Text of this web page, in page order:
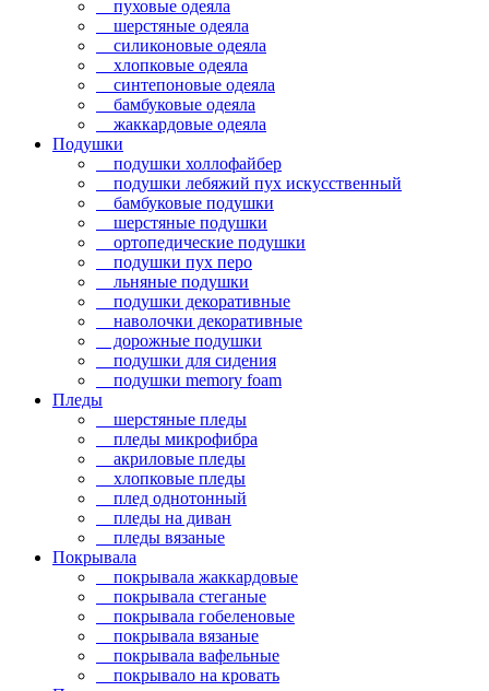
пуховые одеяла
шерстяные одеяла
силиконовые одеяла
хлопковые одеяла
синтепоновые одеяла
бамбуковые одеяла
жаккардовые одеяла
Подушки
подушки холлофайбер
подушки лебяжий пух искусственный
бамбуковые подушки
шерстяные подушки
ортопедические подушки
подушки пух перо
льняные подушки
подушки декоративные
наволочки декоративные
дорожные подушки
подушки для сидения
подушки memory foam
Пледы
шерстяные пледы
пледы микрофибра
акриловые пледы
хлопковые пледы
плед однотонный
пледы на диван
пледы вязаные
Покрывала
покрывала жаккардовые
покрывала стеганые
покрывала гобеленовые
покрывала вязаные
покрывала вафельные
покрывало на кровать